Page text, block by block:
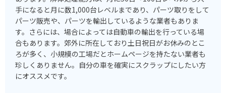
手になると月に数1,000台レベルまであり、パーツ取りをして
パーツ販売や、パーツを輸出しているような業者もありま
す。さらには、場合によっては自動車の輸出を行っている場
合もあります。郊外に所在しており土日祝日がお休みのとこ
ろが多く、小規模の工場だとホームページを持たない業者も
珍しくありません。自分の車を確実にスクラップにしたい方
にオススメです。